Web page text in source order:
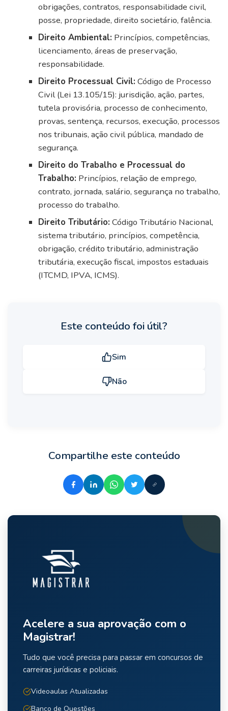
obrigações, contratos, responsabilidade civil,
posse, propriedade, direito societário, falência.
Direito Ambiental: Princípios, competências,
licenciamento, áreas de preservação,
responsabilidade.
Direito Processual Civil: Código de Processo
Civil (Lei 13.105/15): jurisdição, ação, partes,
tutela provisória, processo de conhecimento,
provas, sentença, recursos, execução, processos
nos tribunais, ação civil pública, mandado de
segurança.
Direito do Trabalho e Processual do
Trabalho: Princípios, relação de emprego,
contrato, jornada, salário, segurança no trabalho,
processo do trabalho.
Direito Tributário: Código Tributário Nacional,
sistema tributário, princípios, competência,
obrigação, crédito tributário, administração
tributária, execução fiscal, impostos estaduais
(ITCMD, IPVA, ICMS).
Este conteúdo foi útil?
Sim
Não
Compartilhe este conteúdo
Acelere a sua aprovação com o
Magistrar!
Tudo que você precisa para passar em concursos de
carreiras jurídicas e policiais.
Videoaulas Atualizadas
Banco de Questões